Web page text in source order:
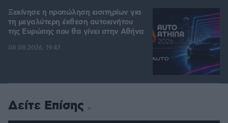
Ξεκίνησε η προπώληση εισιτηρίων για
τη μεγαλύτερη έκθεση αυτοκινήτου
της Ευρώπης που θα γίνει στην Αθήνα
08.08.2026, 19:47
Δείτε Επίσης